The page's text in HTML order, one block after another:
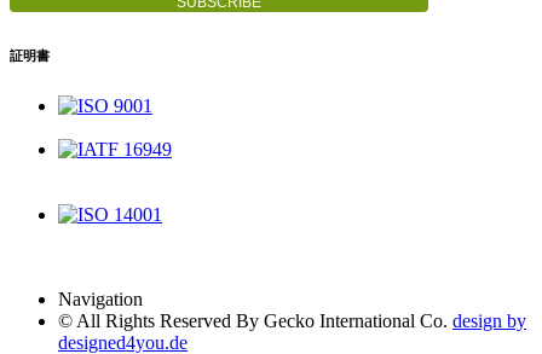
証明書
Navigation
© All Rights Reserved By Gecko International Co. design by
designed4you.de